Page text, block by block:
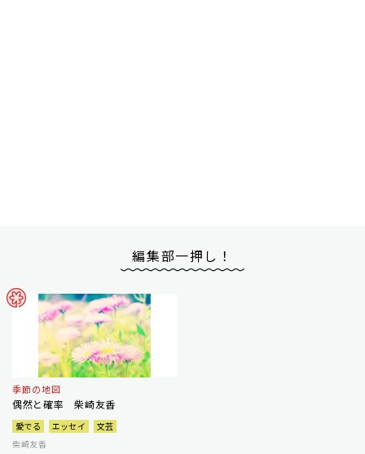
編集部一押し！
季節の地図
偶然と確率 柴崎友香
愛でる エッセイ
文芸
柴崎友香